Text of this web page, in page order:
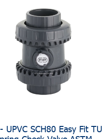
UPVC SCH80 Easy Fit TU